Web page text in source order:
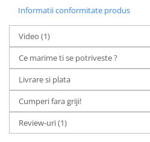
Informatii conformitate produs
Video (1)
Ce marime ti se potriveste ?
Livrare si plata
Cumperi fara griji!
Review-uri(1)